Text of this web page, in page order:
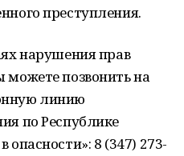
преступления.
нарушения прав
можете позвонить на
линию
по Республике
опасности»: 8 (347) 273-